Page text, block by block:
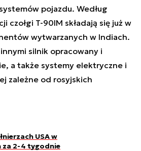
pojazdu. Według
czołgi T-90IM składają się już w
wytwarzanych w Indiach.
silnik opracowany i
a także systemy elektryczne i
zależne od rosyjskich
USA w
za 2-4 tygodnie